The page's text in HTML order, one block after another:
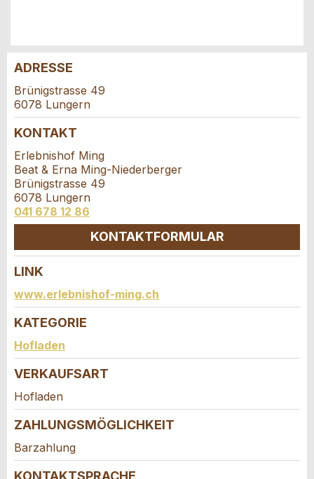
Anzeige beanstanden
Ihr Feedback wird sehr geschätzt!
Allgemeines Feedback
Anzeige nicht mehr gültig
Anzeige unvollständig
Nachricht
* Eingabe erforderlich
Anzeige weiterempfehlen
Empfehlen Sie diese Anzeige an Freunde weiter.
* Eingabe erforderlich
ANZEIGE WEITEREMPFEHLEN
Schliessen
Reservation
Anzahl der Teilnehmer *:
Vorname / Nachname *:
Firma / Organisation:
Adresszusatz:
Strasse und Nr. *:
PLZ / Ort *:
ADRESSE
Brünigstrasse 49
6078 Lungern
KONTAKT
Erlebnishof Ming
Beat & Erna Ming-Niederberger
Brünigstrasse 49
6078 Lungern
041 678 12 86
KONTAKTFORMULAR
Kontakt
Verfassen Sie eine Nachricht für die
Kontaktpersonen dieser Anzeige.
LINK
www.erlebnishof-ming.ch
KATEGORIE
Hofladen
VERKAUFSART
Hofladen
ZAHLUNGSMÖGLICHKEIT
Barzahlung
KONTAKTSPRACHE